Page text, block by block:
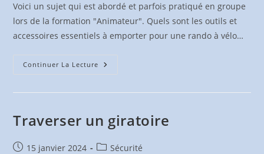
Voici un sujet qui est abordé et parfois pratiqué en groupe
lors de la formation "Animateur". Quels sont les outils et
accessoires essentiels à emporter pour une rando à vélo…
Continuer La Lecture Kit
Traverser un giratoire
Publication
15 janvier 2024
PostSécurité